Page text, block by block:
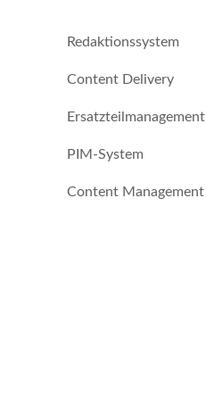
Redaktionssystem
Content Delivery
Ersatzteilmanagement
PIM-System
Content Management